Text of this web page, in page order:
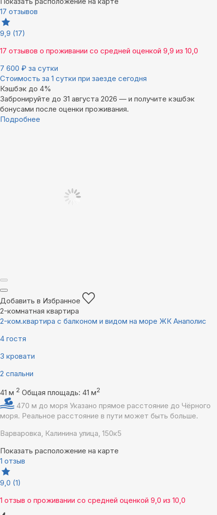
17 отзывов
9,9 (17)
17 отзывов о проживании со средней оценкой 9,9 из 10,0
7 600 ₽ за сутки
Стоимость за 1 сутки при заезде сегодня
Кэшбэк до 4%
Забронируйте до 31 августа 2026 — и получите кэшбэк
бонусами после оценки проживания.
Подробнее
Добавить в Избранное
2-комнатная квартира
2-ком.квартира с балконом и видом на море ЖК Анаполис
4 гостя
3 кровати
2 спальни
41 м 2 Общая площадь: 41 м2
470 м до моря Указано прямое расстояние до Чёрного
моря. Реальное расстояние в пути может быть больше.
Варваровка, Калинина улица, 150к5
Показать расположение на карте
1 отзыв
9,0 (1)
1 отзыв о проживании со средней оценкой 9,0 из 10,0